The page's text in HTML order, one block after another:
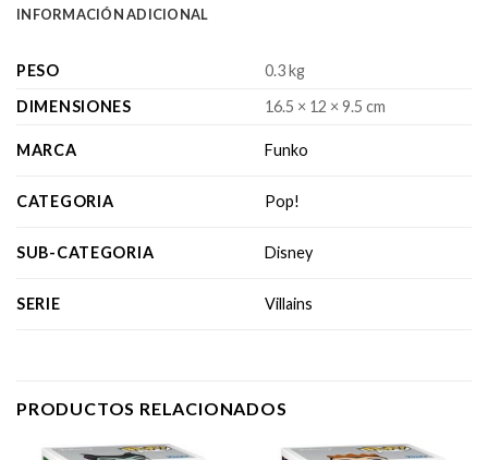
INFORMACIÓN ADICIONAL
PESO
0.3 kg
DIMENSIONES
16.5 × 12 × 9.5 cm
MARCA Funko
CATEGORIA Pop!
SUB-CATEGORIA Disney
SERIE Villains
PRODUCTOS RELACIONADOS